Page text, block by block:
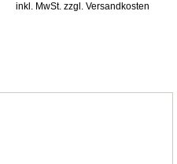
inkl. MwSt. zzgl. Versandkosten